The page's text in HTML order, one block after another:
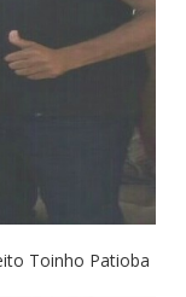
Toinho Patioba